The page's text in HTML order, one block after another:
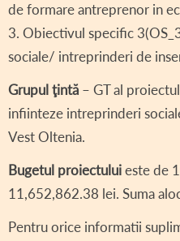
de formare antreprenor in
3. Obiectivul specific
sociale/ intreprinderi de
Grupul ţintă – GT al
infiinteze intreprinderi
Vest Oltenia.
Bugetul proiectuluieste de
11,652,862.38 lei. Suma
Pentru orice informatii